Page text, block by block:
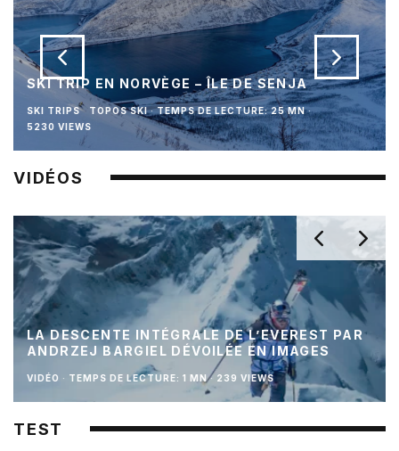
SKI TRIP EN NORVÈGE – ÎLE DE SENJA
SKI TRIPS TOPOS SKI · TEMPS DE LECTURE: 25 MN ·
5230 VIEWS
VIDÉOS
LA DESCENTE INTÉGRALE DE L’EVEREST PAR
ANDRZEJ BARGIEL DÉVOILÉE EN IMAGES
VIDÉO · TEMPS DE LECTURE: 1 MN · 239 VIEWS
TEST